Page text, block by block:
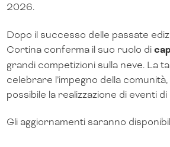
2026.
Dopo il successo delle passate
Cortina conferma il suo ruolo di
grandi competizioni sulla neve. La
celebrare l’impegno della
possibile la realizzazione di eventi
Gli aggiornamenti saranno